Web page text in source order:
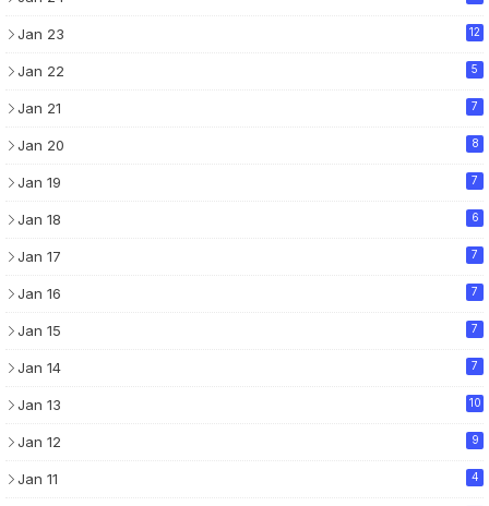
Jan 23 12
Jan 22 5
Jan 21 7
Jan 20 8
Jan 19 7
Jan 18 6
Jan 17 7
Jan 16 7
Jan 15 7
Jan 14 7
Jan 13 10
Jan 12 9
Jan 11 4